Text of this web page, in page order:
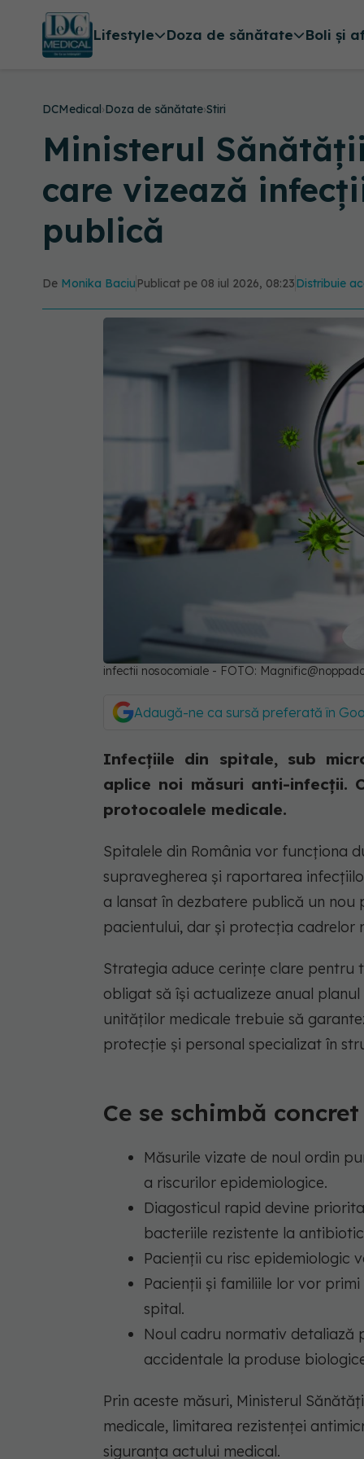
Lifestyle Doza de sănătate Boli și
DCMedical›Doza de sănătate›Stiri
Ministerul
care vizează
publică
De Monika Baciu Publicat pe 08 iul 2026, 08:23Distribuie
infectii nosocomiale - FOTO:
Adaugă-ne ca sursă preferată în
Infecțiile din spitale, sub
aplice noi măsuri anti-infecții.
protocoalele medicale.
Spitalele din România vor funcționa
supravegherea și raportarea
a lansat în dezbatere publică un nou
pacientului, dar și protecția cadrelor
Strategia aduce cerințe clare pentru
obligat să își actualizeze anual
unităților medicale trebuie să
protecție și personal specializat în
Ce se schimbă
Măsurile vizate de noul ordin
a riscurilor epidemiologice.
Diagosticul rapid devine
bacteriile rezistente la
Pacienții cu risc epidemiologic
Pacienții și familiile lor vor
spital.
Noul cadru normativ detaliază
accidentale la produse
Prin aceste măsuri, Ministerul
medicale, limitarea rezistenței
siguranța actului medical.